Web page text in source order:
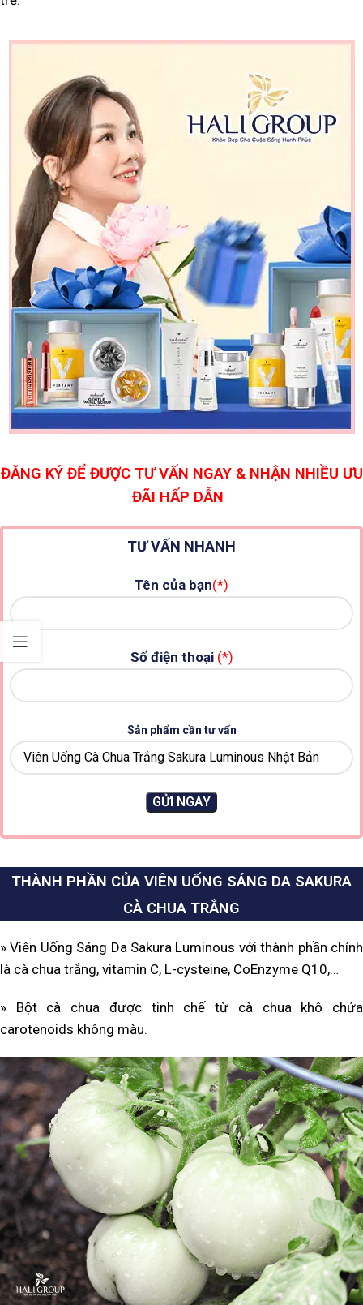
ĐĂNG KÝ ĐỂ ĐƯỢC TƯ VẤN NGAY & NHẬN NHIỀU ƯU
ĐÃI HẤP DẪN
TƯ VẤN NHANH
Tên của bạn(*)
Số điện thoại (*)
Sản phẩm cần tư vấn
THÀNH PHẦN CỦA VIÊN UỐNG SÁNG DA SAKURA
CÀ CHUA TRẮNG
» Viên Uống Sáng Da Sakura Luminous với thành phần chính
là cà chua trắng, vitamin C, L-cysteine, CoEnzyme Q10,…
» Bột cà chua được tinh chế từ cà chua khô chứa
carotenoids không màu.